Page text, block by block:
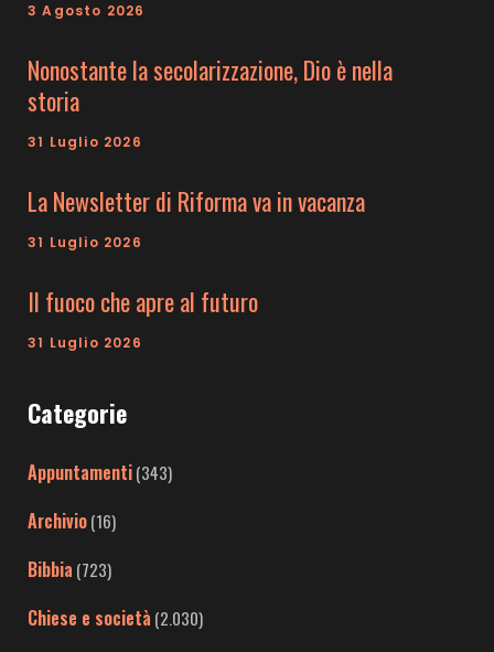
3 Agosto 2026
Nonostante la secolarizzazione, Dio è nella
storia
31 Luglio 2026
La Newsletter di Riforma va in vacanza
31 Luglio 2026
Il fuoco che apre al futuro
31 Luglio 2026
Categorie
Appuntamenti(343)
Archivio(16)
Bibbia (723)
Chiese e società (2.030)